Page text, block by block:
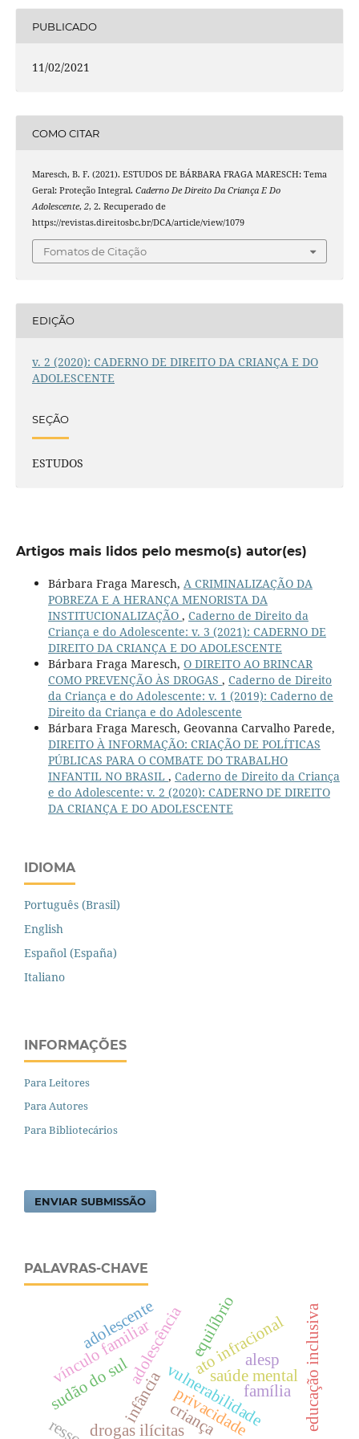
PUBLICADO
11/02/2021
COMO CITAR
Maresch, B. F. (2021). ESTUDOS DE BÁRBARA FRAGA MARESCH: Tema
Geral: Proteção Integral. Caderno De Direito Da Criança E Do
Adolescente, 2, 2. Recuperado de
https://revistas.direitosbc.br/DCA/article/view/1079
Fomatos de Citação
EDIÇÃO
v. 2 (2020): CADERNO DE DIREITO DA CRIANÇA E DO
ADOLESCENTE
SEÇÃO
ESTUDOS
Artigos mais lidos pelo mesmo(s) autor(es)
Bárbara Fraga Maresch, A CRIMINALIZAÇÃO DA
POBREZA E A HERANÇA MENORISTA DA
INSTITUCIONALIZAÇÃO , Caderno de Direito da
Criança e do Adolescente: v. 3 (2021): CADERNO DE
DIREITO DA CRIANÇA E DO ADOLESCENTE
Bárbara Fraga Maresch, O DIREITO AO BRINCAR
COMO PREVENÇÃO ÀS DROGAS , Caderno de Direito
da Criança e do Adolescente: v. 1 (2019): Caderno de
Direito da Criança e do Adolescente
Bárbara Fraga Maresch, Geovanna Carvalho Parede,
DIREITO À INFORMAÇÃO: CRIAÇÃO DE POLÍTICAS
PÚBLICAS PARA O COMBATE DO TRABALHO
INFANTIL NO BRASIL , Caderno de Direito da Criança
e do Adolescente: v. 2 (2020): CADERNO DE DIREITO
DA CRIANÇA E DO ADOLESCENTE
IDIOMA
Português (Brasil)
English
Español (España)
Italiano
INFORMAÇÕES
Para Leitores
Para Autores
Para Bibliotecários
ENVIAR SUBMISSÃO
PALAVRAS-CHAVE
infância
adolescência
drogas ilícitas
vulnerabilidade
vínculo familiar ato infracional
saúde mental
equilíbrio
privacidade
sudão do sul
criança
adolescente educação inclusiva
alesp
família